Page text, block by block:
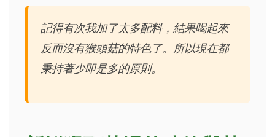
記得有次我加了太多配料，結果喝起來
反而沒有猴頭菇的特色了。所以現在都
秉持著少即是多的原則。